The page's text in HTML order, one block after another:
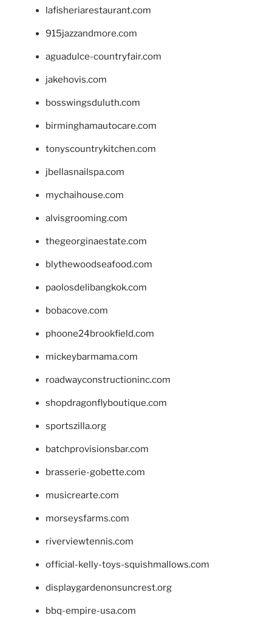
lafisheriarestaurant.com
915jazzandmore.com
aguadulce-countryfair.com
jakehovis.com
bosswingsduluth.com
birminghamautocare.com
tonyscountrykitchen.com
jbellasnailspa.com
mychaihouse.com
alvisgrooming.com
thegeorginaestate.com
blythewoodseafood.com
paolosdelibangkok.com
bobacove.com
phoone24brookfield.com
mickeybarmama.com
roadwayconstructioninc.com
shopdragonflyboutique.com
sportszilla.org
batchprovisionsbar.com
brasserie-gobette.com
musicrearte.com
morseysfarms.com
riverviewtennis.com
official-kelly-toys-squishmallows.com
displaygardenonsuncrest.org
bbq-empire-usa.com